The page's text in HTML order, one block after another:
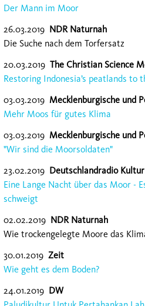
Der Mann im Moor
26.03.2019 NDR Naturnah
Die Suche nach dem Torfersatz
20.03.2019 The Christian Science
Restoring Indonesia’s peatlands to
03.03.2019 Mecklenburgische und
Mehr Moos für gutes Klima
03.03.2019 Mecklenburgische und
"Wir sind die Moorsoldaten"
23.02.2019 Deutschlandradio Kultur
Eine Lange Nacht über das Moor -
schweigt
02.02.2019 NDR Naturnah
Wie trockengelegte Moore das
30.01.2019 Zeit
Wie geht es dem Boden?
24.01.2019 DW